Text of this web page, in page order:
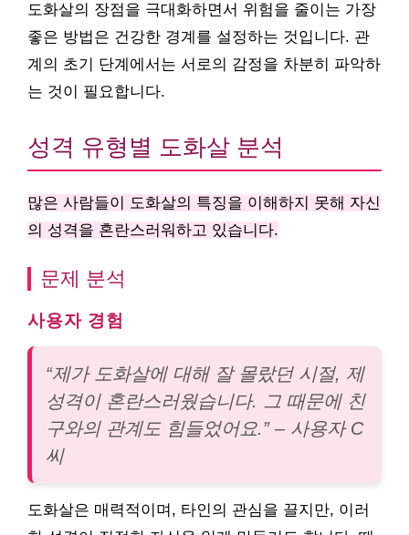
도화살의 장점을 극대화하면서 위험을 줄이는 가장
좋은 방법은 건강한 경계를 설정하는 것입니다. 관
계의 초기 단계에서는 서로의 감정을 차분히 파악하
는 것이 필요합니다.
성격 유형별 도화살 분석
많은 사람들이 도화살의 특징을 이해하지 못해 자신
의 성격을 혼란스러워하고 있습니다.
문제 분석
사용자 경험
“제가 도화살에 대해 잘 몰랐던 시절, 제
성격이 혼란스러웠습니다. 그 때문에 친
구와의 관계도 힘들었어요.” – 사용자 C
씨
도화살은 매력적이며, 타인의 관심을 끌지만, 이러